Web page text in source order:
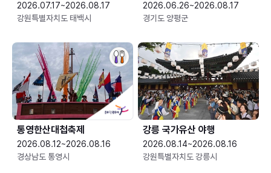
2026.07.17~2026.08.17
강원특별자치도 태백시
2026.06.26~2026.08.17
경기도 양평군
통영한산대첩축제
2026.08.12~2026.08.16
경상남도 통영시
강릉 국가유산 야행
2026.08.14~2026.08.16
강원특별자치도 강릉시